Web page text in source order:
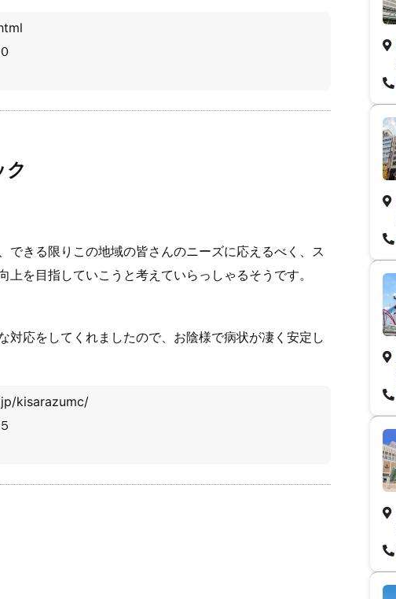
ク
できる限りこの地域の皆さんのニーズに応えるべく、ス
を目指していこうと考えていらっしゃるそうです。
対応をしてくれましたので、お陰様で病状が凄く安定し
kisarazumc/